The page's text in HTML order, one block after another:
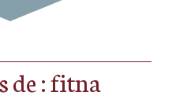
de : fitna